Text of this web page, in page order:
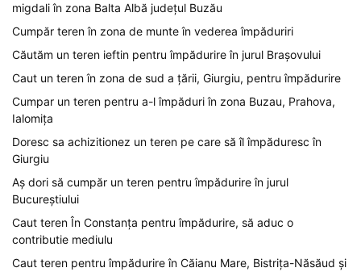
migdali în zona Balta Albă județul Buzău
Cumpăr teren în zona de munte în vederea împăduriri
Căutăm un teren ieftin pentru împădurire în jurul Brașovului
Caut un teren în zona de sud a țării, Giurgiu, pentru împădurire
Cumpar un teren pentru a-l împăduri în zona Buzau, Prahova,
Ialomița
Doresc sa achizitionez un teren pe care să îl împăduresc în
Giurgiu
Aș dori să cumpăr un teren pentru împădurire în jurul
Bucureștiului
Caut teren În Constanța pentru împădurire, să aduc o
contributie mediulu
Caut teren pentru împădurire în Căianu Mare, Bistrița-Năsăud și